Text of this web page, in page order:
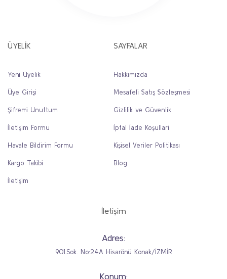
ÜYELİK
Yeni Üyelik
Üye Girişi
Şifremi Unuttum
İletişim Formu
Havale Bildirim Formu
Kargo Takibi
İletişim
SAYFALAR
Hakkımızda
Mesafeli Satış Sözleşmesi
Gizlilik ve Güvenlik
İptal İade Koşullari
Kişisel Veriler Politikası
Blog
İletişim
Adres:
901.Sok. No:24A Hisarönü Konak/İZMİR
Konum: